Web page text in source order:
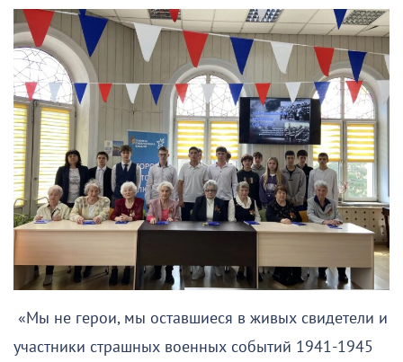
«Мы не герои, мы оставшиеся в живых свидетели и
участники страшных военных событий 1941-1945